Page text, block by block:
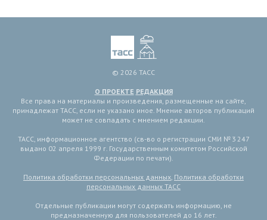
© 2026 ТАСС
О ПРОЕКТЕ РЕДАКЦИЯ
Все права на материалы и произведения, размещенные на сайте,
принадлежат ТАСС, если не указано иное. Мнение авторов публикаций
может не совпадать с мнением редакции.
ТАСС, информационное агентство (св-во о регистрации СМИ № 3 247
выдано 02 апреля 1999 г. Государственным комитетом Российской
Федерации по печати).
Политика обработки персональных данных, Политика обработки
персональных данных ТАСС
Отдельные публикации могут содержать информацию, не
предназначенную для пользователей до 16 лет.